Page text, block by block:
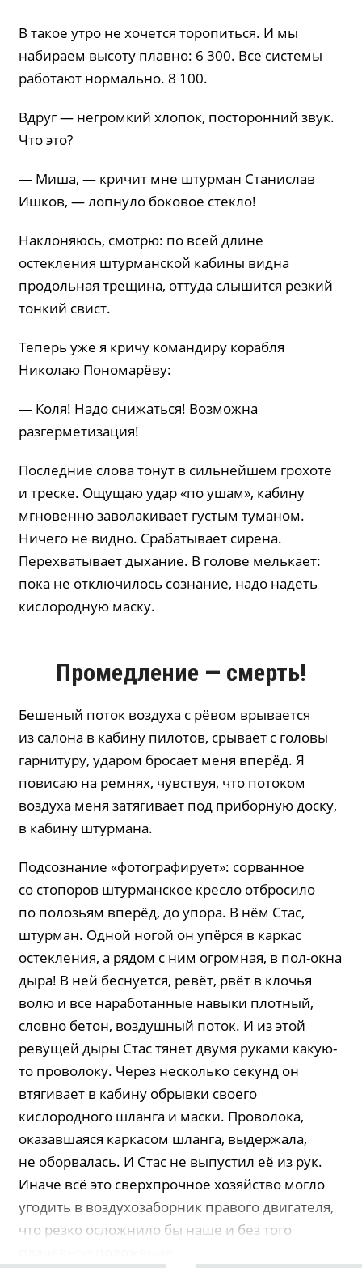
В такое утро не хочется торопиться. И мы
набираем высоту плавно: 6 300. Все системы
работают нормально. 8 100.
Вдруг — негромкий хлопок, посторонний звук.
Что это?
— Миша, — кричит мне штурман Станислав
Ишков, — лопнуло боковое стекло!
Наклоняюсь, смотрю: по всей длине
остекления штурманской кабины видна
продольная трещина, оттуда слышится резкий
тонкий свист.
Теперь уже я кричу командиру корабля
Николаю Пономарёву:
— Коля! Надо снижаться! Возможна
разгерметизация!
Последние слова тонут в сильнейшем грохоте
и треске. Ощущаю удар «по ушам», кабину
мгновенно заволакивает густым туманом.
Ничего не видно. Срабатывает сирена.
Перехватывает дыхание. В голове мелькает:
пока не отключилось сознание, надо надеть
кислородную маску.
Промедление — смерть!
Бешеный поток воздуха с рёвом врывается
из салона в кабину пилотов, срывает с головы
гарнитуру, ударом бросает меня вперёд. Я
повисаю на ремнях, чувствуя, что потоком
воздуха меня затягивает под приборную доску,
в кабину штурмана.
Подсознание «фотографирует»: сорванное
со стопоров штурманское кресло отбросило
по полозьям вперёд, до упора. В нём Стас,
штурман. Одной ногой он упёрся в каркас
остекления, а рядом с ним огромная, в пол-окна
дыра! В ней беснуется, ревёт, рвёт в клочья
волю и все наработанные навыки плотный,
словно бетон, воздушный поток. И из этой
ревущей дыры Стас тянет двумя руками какую-
то проволоку. Через несколько секунд он
втягивает в кабину обрывки своего
кислородного шланга и маски. Проволока,
оказавшаяся каркасом шланга, выдержала,
не оборвалась. И Стас не выпустил её из рук.
Иначе всё это сверхпрочное хозяйство могло
угодить в воздухозаборник правого двигателя,
что резко осложнило бы наше и без того